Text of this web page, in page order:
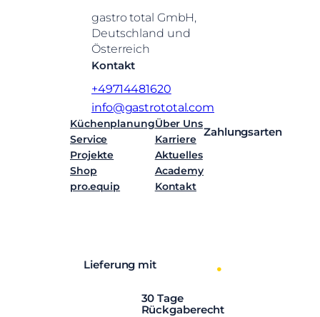
gastro total GmbH,
Deutschland und
Österreich
Kontakt
+49714481620
info@gastrototal.com
Küchenplanung
Service
Projekte
Shop
pro.equip
Über Uns
Karriere
Aktuelles
Academy
Kontakt
Zahlungsarten
Lieferung mit
30 Tage
Rückgaberecht